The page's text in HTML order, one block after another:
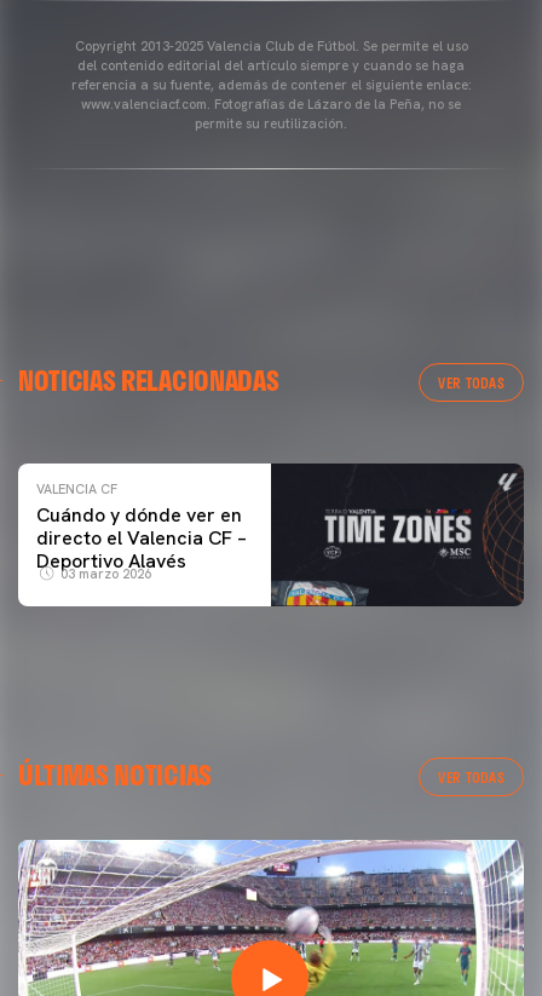
Copyright 2013-2025 Valencia Club de Fútbol. Se permite el uso
del contenido editorial del artículo siempre y cuando se haga
referencia a su fuente, además de contener el siguiente enlace:
www.valenciacf.com. Fotografías de Lázaro de la Peña, no se
permite su reutilización.
NOTICIAS RELACIONADAS VER TODAS
ENTRENAMIENTO DEL VALENCIA CF 04/03/26
VALENCIA CF
Cuándo y dónde ver en
directo el Valencia CF –
Deportivo Alavés
03 marzo 2026
ÚLTIMAS NOTICIAS VER TODAS